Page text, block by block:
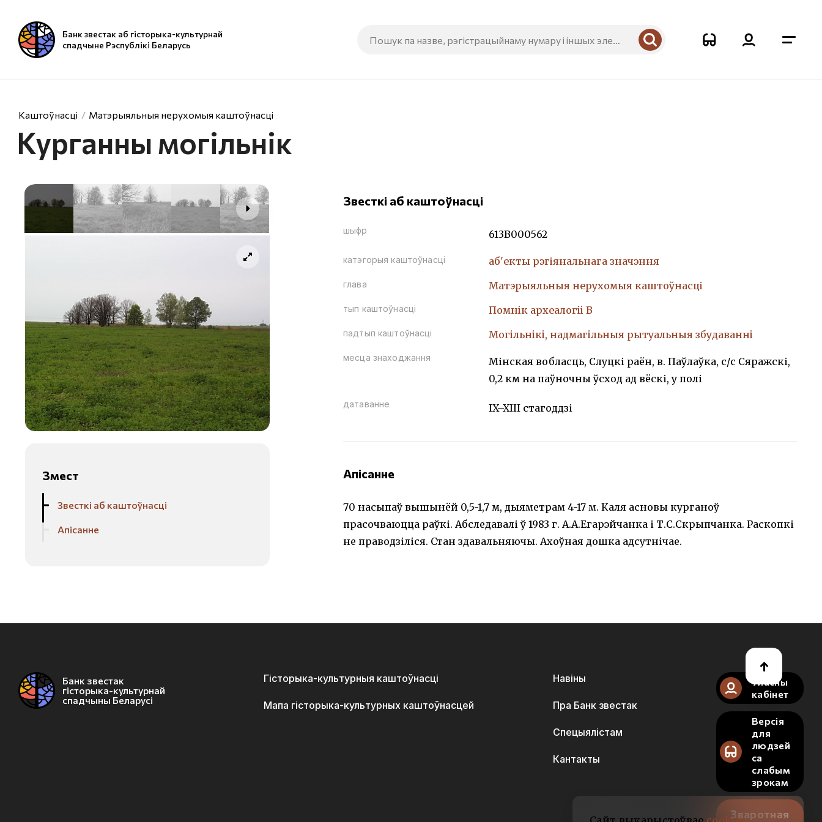
Банк звестак аб гісторыка-культурнай
спадчыне Рэспублікі Беларусь
Каштоўнасці Матэрыяльныя нерухомыя каштоўнасці
Курганны могільнік
Змест
Звесткі аб каштоўнасці
Апісанне
Звесткі аб каштоўнасці
шыфр 613В000562
катэгорыя каштоўнасці аб'екты рэгіянальнага значэння
глава Матэрыяльныя нерухомыя каштоўнасці
тып каштоўнасці Помнiк археалогii В
падтып каштоўнасці Могiльнiкi, надмагiльныя рытуальныя збудаваннi
месца знаходжання
Мінская вобласць, Слуцкі раён, в. Паўлаўка, с/с Сяражскі,
0,2 км на паўночны ўсход ад вёскі, у полі
датаванне IX–XIII стагоддзі
Апісанне
70 насыпаў вышынёй 0,5-1,7 м, дыяметрам 4-17 м. Каля асновы курганоў
прасочваюцца раўкі. Абследавалі ў 1983 г. А.А.Егарэйчанка і Т.С.Скрыпчанка. Раскопкі
не праводзіліся. Стан здавальняючы. Ахоўная дошка адсутнічае.
Банк звестак
гісторыка-культурнай
спадчыны Беларусі
Гісторыка-культурныя каштоўнасці
Мапа гісторыка-культурных каштоўнасцей
Навіны
Пра Банк звестак
Спецыялістам
Кантакты
Уласны
кабінет
Версія
для
людзей
са
слабым
зрокам
Зваротная